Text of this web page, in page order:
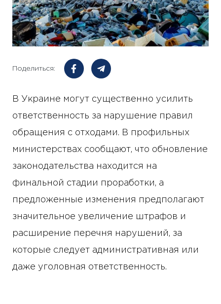
Поделиться:
В Украине могут существенно усилить
ответственность за нарушение правил
обращения с отходами. В профильных
министерствах сообщают, что обновление
законодательства находится на
финальной стадии проработки, а
предложенные изменения предполагают
значительное увеличение штрафов и
расширение перечня нарушений, за
которые следует административная или
даже уголовная ответственность.